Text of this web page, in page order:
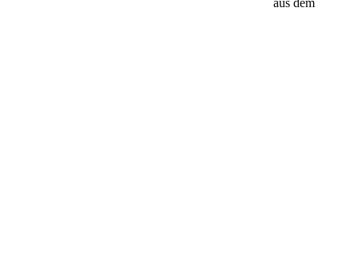
aus dem